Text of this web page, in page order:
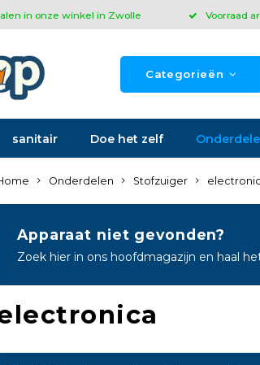
in onze winkel in Zwolle Voorraad
Categorieën
sanitair Doe het zelf
Onderdelen Stofzuiger
Apparaat niet gevonden?
Zoek hier in ons hoofdmagazijn en haal